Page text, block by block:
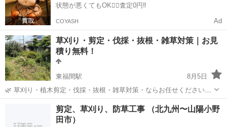
状態が悪くてもOK🙆‍♀️査定0円‼️
COYASH Ad
草刈り・剪定・伐採・抜根・雑草対策｜お見
積り無料！
東福間駅
8月5日
🌿 草刈り・植木剪定・伐採・抜根・雑草対策・ならお任せください！
ご覧いただきありがとうございます。 陽の希工房です。 「庭の雑草が
伸び放題…」 「木が大きくなりすぎて困っている」 「空き家や実家の
庭をきれいにしたい」 ...
東福間駅 剪定/造園 無料
剪定、草刈り、防草工事 （北九州〜山陽小野
田市）